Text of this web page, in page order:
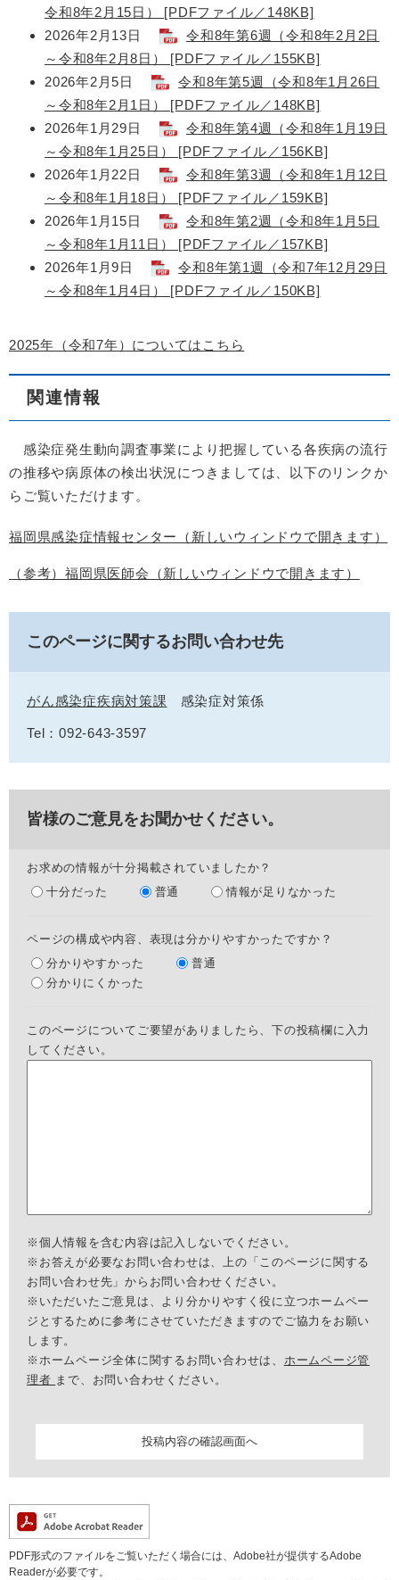
令和8年2月15日） [PDFファイル／148KB]
2026年2月13日
令和8年第6週（令和8年2月2日
～令和8年2月8日） [PDFファイル／155KB]
2026年2月5日
令和8年第5週（令和8年1月26日
～令和8年2月1日） [PDFファイル／148KB]
2026年1月29日
令和8年第4週（令和8年1月19日
～令和8年1月25日） [PDFファイル／156KB]
2026年1月22日
令和8年第3週（令和8年1月12日
～令和8年1月18日） [PDFファイル／159KB]
2026年1月15日
令和8年第2週（令和8年1月5日
～令和8年1月11日） [PDFファイル／157KB]
2026年1月9日
令和8年第1週（令和7年12月29日
～令和8年1月4日） [PDFファイル／150KB]
2025年（令和7年）についてはこちら
関連情報
感染症発生動向調査事業により把握している各疾病の流行
の推移や病原体の検出状況につきましては、以下のリンクか
らご覧いただけます。
福岡県感染症情報センター（新しいウィンドウで開きます）
（参考）福岡県医師会（新しいウィンドウで開きます）
このページに関するお問い合わせ先
がん感染症疾病対策課 感染症対策係
Tel：092-643-3597
皆様のご意見をお聞かせください。
お求めの情報が十分掲載されていましたか？
十分だった
普通 情報が足りなかった
ページの構成や内容、表現は分かりやすかったですか？
分かりやすかった
普通
分かりにくかった
このページについてご要望がありましたら、下の投稿欄に入力
してください。
※個人情報を含む内容は記入しないでください。
※お答えが必要なお問い合わせは、上の「このページに関する
お問い合わせ先」からお問い合わせください。
※いただいたご意見は、より分かりやすく役に立つホームペー
ジとするために参考にさせていただきますのでご協力をお願い
します。
※ホームページ全体に関するお問い合わせは、 ホームページ管
理者 まで、お問い合わせください。
PDF形式のファイルをご覧いただく場合には、Adobe社が提供するAdobe
Readerが必要です。